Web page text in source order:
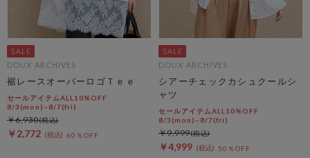
DOUX ARCHIVES
裾レースオーバーロゴＴｅｅ
セールアイテムALL10%OFF
8/3(mon)~8/7(fri)
￥2,772 60％OFF
￥6,930
DOUX ARCHIVES
シアーチェックカシュクールシ
ャツ
セールアイテムALL10%OFF
8/3(mon)~8/7(fri)
￥4,999 50％OFF
￥9,999